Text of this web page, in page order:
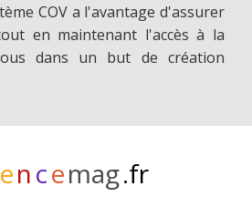
COV a l'avantage d'assurer
en maintenant l'accès à la
dans un but de création
encemag.fr